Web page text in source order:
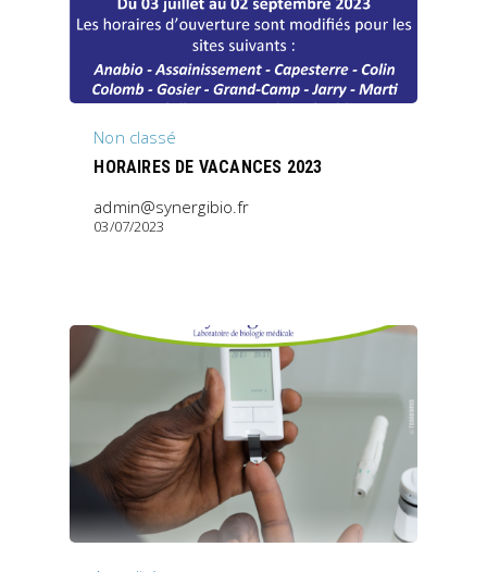
Non classé
HORAIRES DE VACANCES 2023
admin@synergibio.fr
03/07/2023